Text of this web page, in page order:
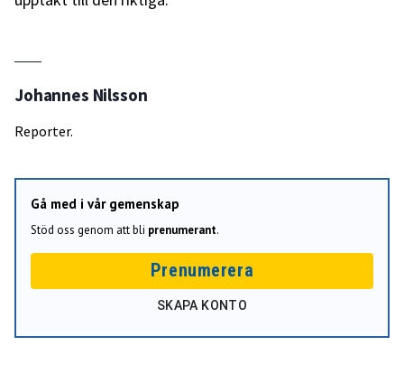
Johannes Nilsson
Reporter.
Gå med i vår gemenskap
Stöd oss genom att bli prenumerant.
Prenumerera
SKAPA KONTO